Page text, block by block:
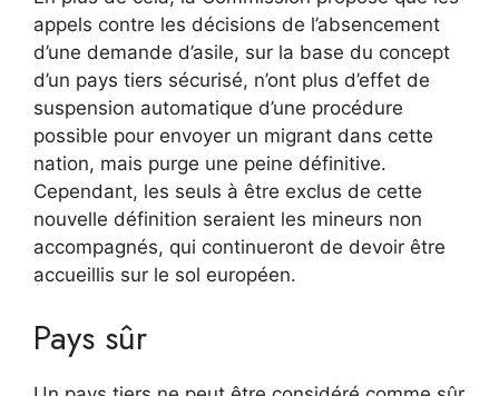
appels contre les décisions de l’absencement
d’une demande d’asile, sur la base du concept
d’un pays tiers sécurisé, n’ont plus d’effet de
suspension automatique d’une procédure
possible pour envoyer un migrant dans cette
nation, mais purge une peine définitive.
Cependant, les seuls à être exclus de cette
nouvelle définition seraient les mineurs non
accompagnés, qui continueront de devoir être
accueillis sur le sol européen.
Pays sûr